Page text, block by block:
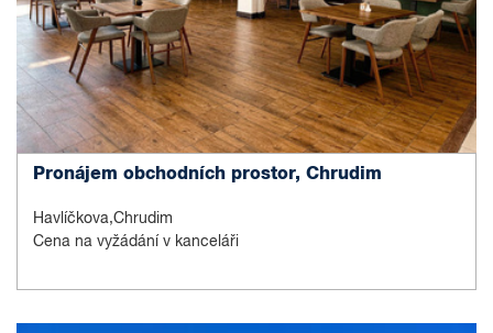
Pronájem obchodních prostor, Chrudim
Havlíčkova,Chrudim
Cena na vyžádání v kanceláři